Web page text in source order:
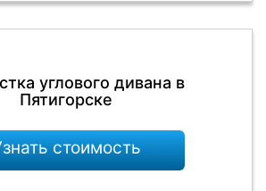
углового дивана в
Пятигорске
стоимость